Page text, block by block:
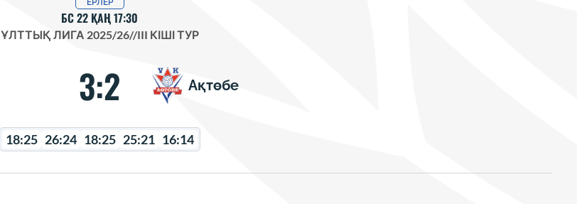
ЕРЛЕР
БС 22 ҚАҢ 17:30
ҰЛТТЫҚ ЛИГА 2025/26//III КІШІ ТУР
3:2 Ақтөбе
18:25 26:24 18:25 25:21 16:14